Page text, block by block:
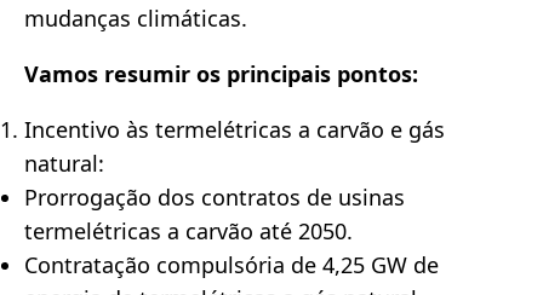
mudanças climáticas.
Vamos resumir os principais pontos:
Incentivo às termelétricas a carvão e gás
natural:
Prorrogação dos contratos de usinas
termelétricas a carvão até 2050.
Contratação compulsória de 4,25 GW de